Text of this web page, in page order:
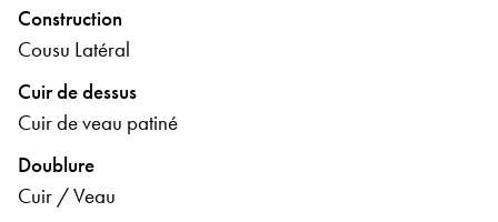
Construction
Cousu Latéral
Cuir de dessus
Cuir de veau patiné
Doublure
Cuir / Veau